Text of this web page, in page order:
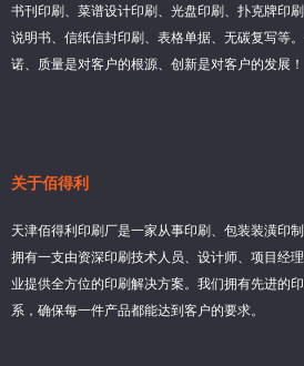
书刊印刷、菜谱设计印刷、光盘印刷、扑克牌印
说明书、信纸信封印刷、表格单据、无碳复写等
诺、质量是对客户的根源、创新是对客户的发展！
关于佰得利
天津佰得利印刷厂是一家从事印刷、包装装潢印
拥有一支由资深印刷技术人员、设计师、项目经
业提供全方位的印刷解决方案。我们拥有先进的
系，确保每一件产品都能达到客户的要求。